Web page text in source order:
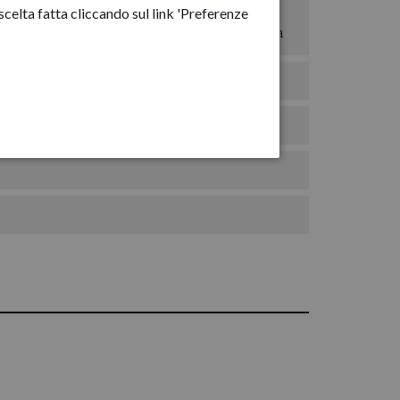
fatta cliccando sul link 'Preferenze
prevenzione corruzione e trasparenza